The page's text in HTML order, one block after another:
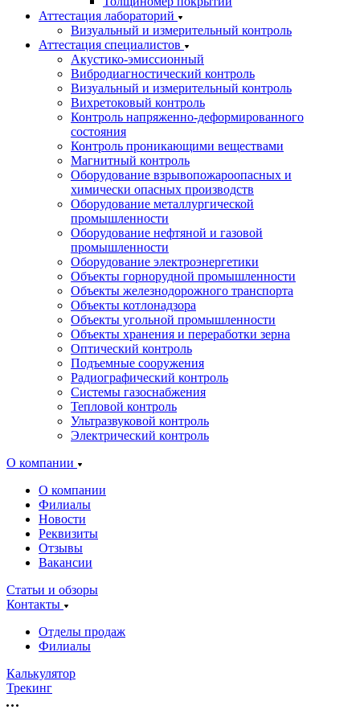
Аттестация лабораторий
Визуальный и измерительный контроль
Аттестация специалистов
Акустико-эмиссионный
Вибродиагностический контроль
Визуальный и измерительный контроль
Вихретоковый контроль
Контроль напряженно-деформированного
состояния
Контроль проникающими веществами
Магнитный контроль
Оборудование взрывопожароопасных и
химически опасных производств
Оборудование металлургической
промышленности
Оборудование нефтяной и газовой
промышленности
Оборудование электроэнергетики
Объекты горнорудной промышленности
Объекты железнодорожного транспорта
Объекты котлонадзора
Объекты угольной промышленности
Объекты хранения и переработки зерна
Оптический контроль
Подъемные сооружения
Радиографический контроль
Системы газоснабжения
Тепловой контроль
Ультразвуковой контроль
Электрический контроль
О компании
О компании
Филиалы
Новости
Реквизиты
Отзывы
Вакансии
Статьи и обзоры
Контакты
Отделы продаж
Филиалы
Калькулятор
Трекинг